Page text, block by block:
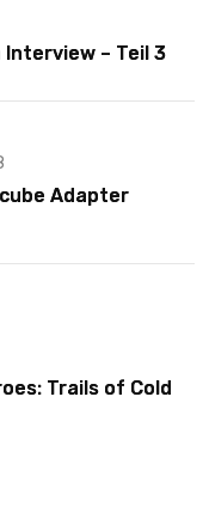
Interview – Teil 3
Adapter
Trails of Cold